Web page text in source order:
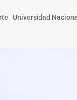
Universidad